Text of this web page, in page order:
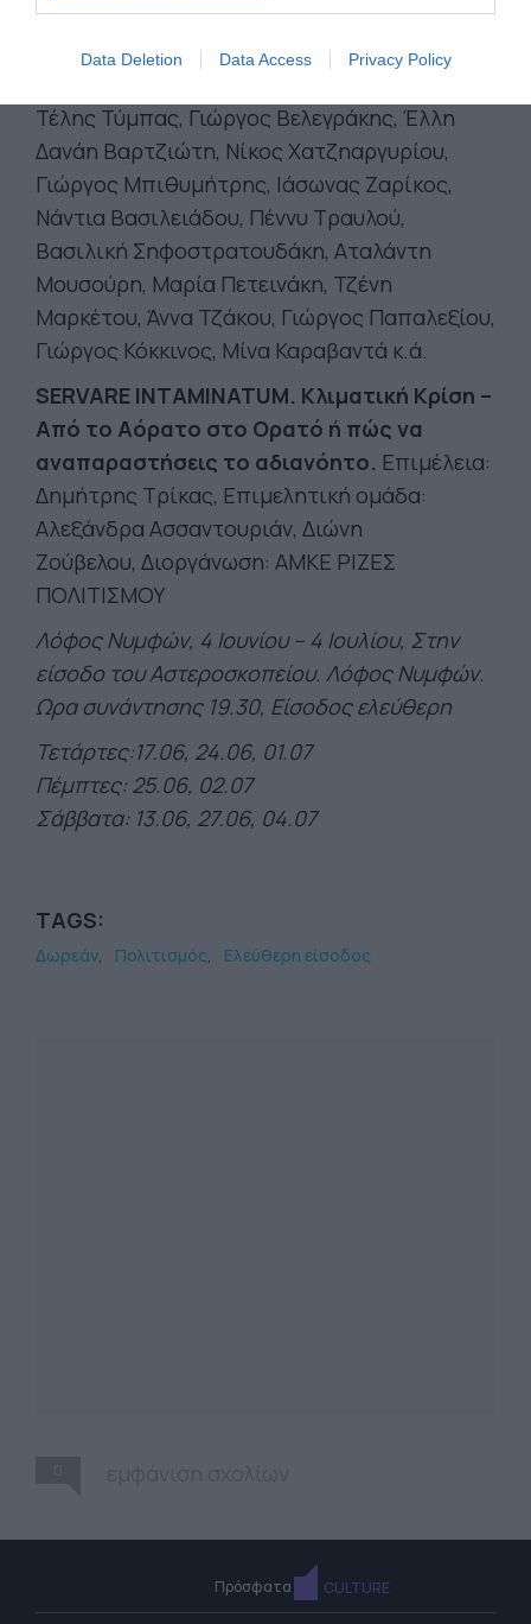
Data Deletion Data Access Privacy Policy
Αργυράκη, Γιώργος Μπουγιούκος, Κώστας
Ευσταθίου, Δρ. Νικόλαος Μιχαλόπουλος,
Τέλης Τύμπας, Γιώργος Βελεγράκης, Έλλη
Δανάη Βαρτζιώτη, Νίκος Χατζηαργυρίου,
Γιώργος Μπιθυμήτρης, Ιάσωνας Ζαρίκος,
Νάντια Βασιλειάδου, Πέννυ Τραυλού,
Βασιλική Σηφοστρατουδάκη, Αταλάντη
Μουσούρη, Μαρία Πετεινάκη, Τζένη
Μαρκέτου, Άννα Τζάκου, Γιώργος Παπαλεξίου,
Γιώργος Κόκκινος, Μίνα Καραβαντά κ.ά.
SERVARE INTAMINATUM. Κλιματική Κρίση –
Από το Αόρατο στο Ορατό ή πώς να
αναπαραστήσεις το αδιανόητο. Επιμέλεια:
Δημήτρης Τρίκας, Επιμελητική ομάδα:
Αλεξάνδρα Ασσαντουριάν, Διώνη
Ζούβελου, Διοργάνωση: ΑΜΚΕ ΡΙΖΕΣ
ΠΟΛΙΤΙΣΜΟΥ
Λόφος Νυμφών, 4 Ιουνίου – 4 Ιουλίου, Στην
είσοδο του Αστεροσκοπείου. Λόφος Νυμφών.
Ωρα συνάντησης 19.30, Είσοδος ελεύθερη
Τετάρτες:17.06, 24.06, 01.07
Πέμπτες: 25.06, 02.07
Σάββατα: 13.06, 27.06, 04.07
TAGS:
Δωρεάν Πολιτισμός Ελεύθερη είσοδος
Πρόσφατα CULTURE